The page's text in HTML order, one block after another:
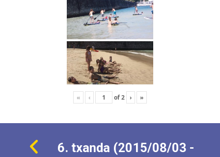
« ‹ of2 › »
6. txanda (2015/08/03 -